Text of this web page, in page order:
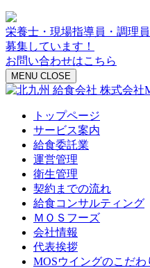
栄養士・現場指導員・調理
募集しています！
お問い合わせはこちら
MENU CLOSE
トップページ
サービス案内
給食委託業
運営管理
衛生管理
契約までの流れ
給食コンサルティング
ＭＯＳフーズ
会社情報
代表挨拶
MOSウイングのこだわ